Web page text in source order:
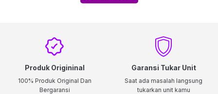
Produk Origininal
100% Produk Original Dan
Bergaransi
Garansi Tukar Unit
Saat ada masalah langsung
tukarkan unit kamu